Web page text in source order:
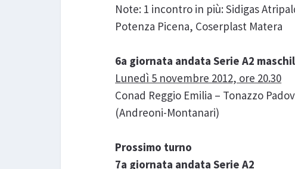
Note: 1 incontro in più: Sidigas
Potenza Picena, Coserplast Matera
6a giornata andata Serie A2
Lunedì 5 novembre 2012, ore 20.30
Conad Reggio Emilia – Tonazzo
(Andreoni-Montanari)
Prossimo turno
7a giornata andata Serie A2